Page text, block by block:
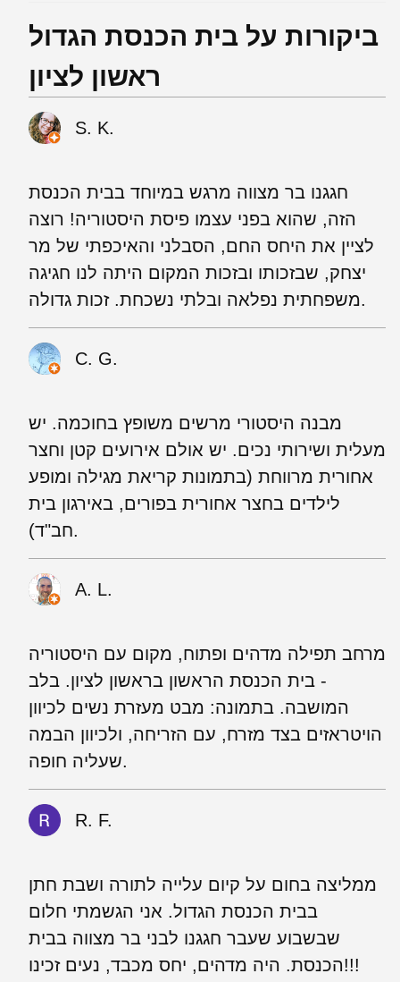
ביקורות על בית הכנסת הגדול
ראשון לציון
S. K.
חגגנו בר מצווה מרגש במיוחד בבית הכנסת
הזה, שהוא בפני עצמו פיסת היסטוריה! רוצה
לציין את היחס החם, הסבלני והאיכפתי של מר
יצחק, שבזכותו ובזכות המקום היתה לנו חגיגה
משפחתית נפלאה ובלתי נשכחת. זכות גדולה.
C. G.
מבנה היסטורי מרשים משופץ בחוכמה. יש
מעלית ושירותי נכים. יש אולם אירועים קטן וחצר
אחורית מרווחת (בתמונות קריאת מגילה ומופע
לילדים בחצר אחורית בפורים, באירגון בית
חב"ד).
A. L.
מרחב תפילה מדהים ופתוח, מקום עם היסטוריה
- בית הכנסת הראשון בראשון לציון. בלב
המושבה. בתמונה: מבט מעזרת נשים לכיוון
הויטראזים בצד מזרח, עם הזריחה, ולכיוון הבמה
שעליה חופה.
R. F.
ממליצה בחום על קיום עלייה לתורה ושבת חתן
בבית הכנסת הגדול. אני הגשמתי חלום
שבשבוע שעבר חגגנו לבני בר מצווה בבית
הכנסת. היה מדהים, יחס מכבד, נעים זכינו!!!